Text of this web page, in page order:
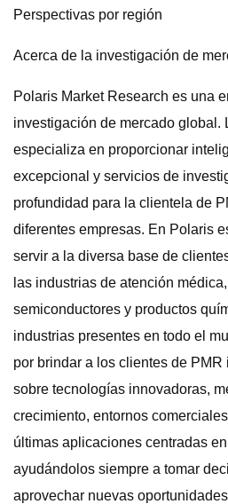
Perspectivas por región
Acerca de la investigación de
Polaris Market Research es una
investigación de mercado global.
especializa en proporcionar
excepcional y servicios de
profundidad para la clientela de
diferentes empresas. En Polaris
servir a la diversa base de
las industrias de atención
semiconductores y productos
industrias presentes en todo el
por brindar a los clientes de
sobre tecnologías innovadoras,
crecimiento, entornos
últimas aplicaciones centradas
ayudándolos siempre a tomar
aprovechar nuevas